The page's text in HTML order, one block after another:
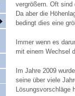
vergrößern. Oft sind
Da aber die
bedingt dies eine
Immer wenn es
mit einem Wechsel
Im Jahre 2009
seine über viele
Lösungsvorschläge